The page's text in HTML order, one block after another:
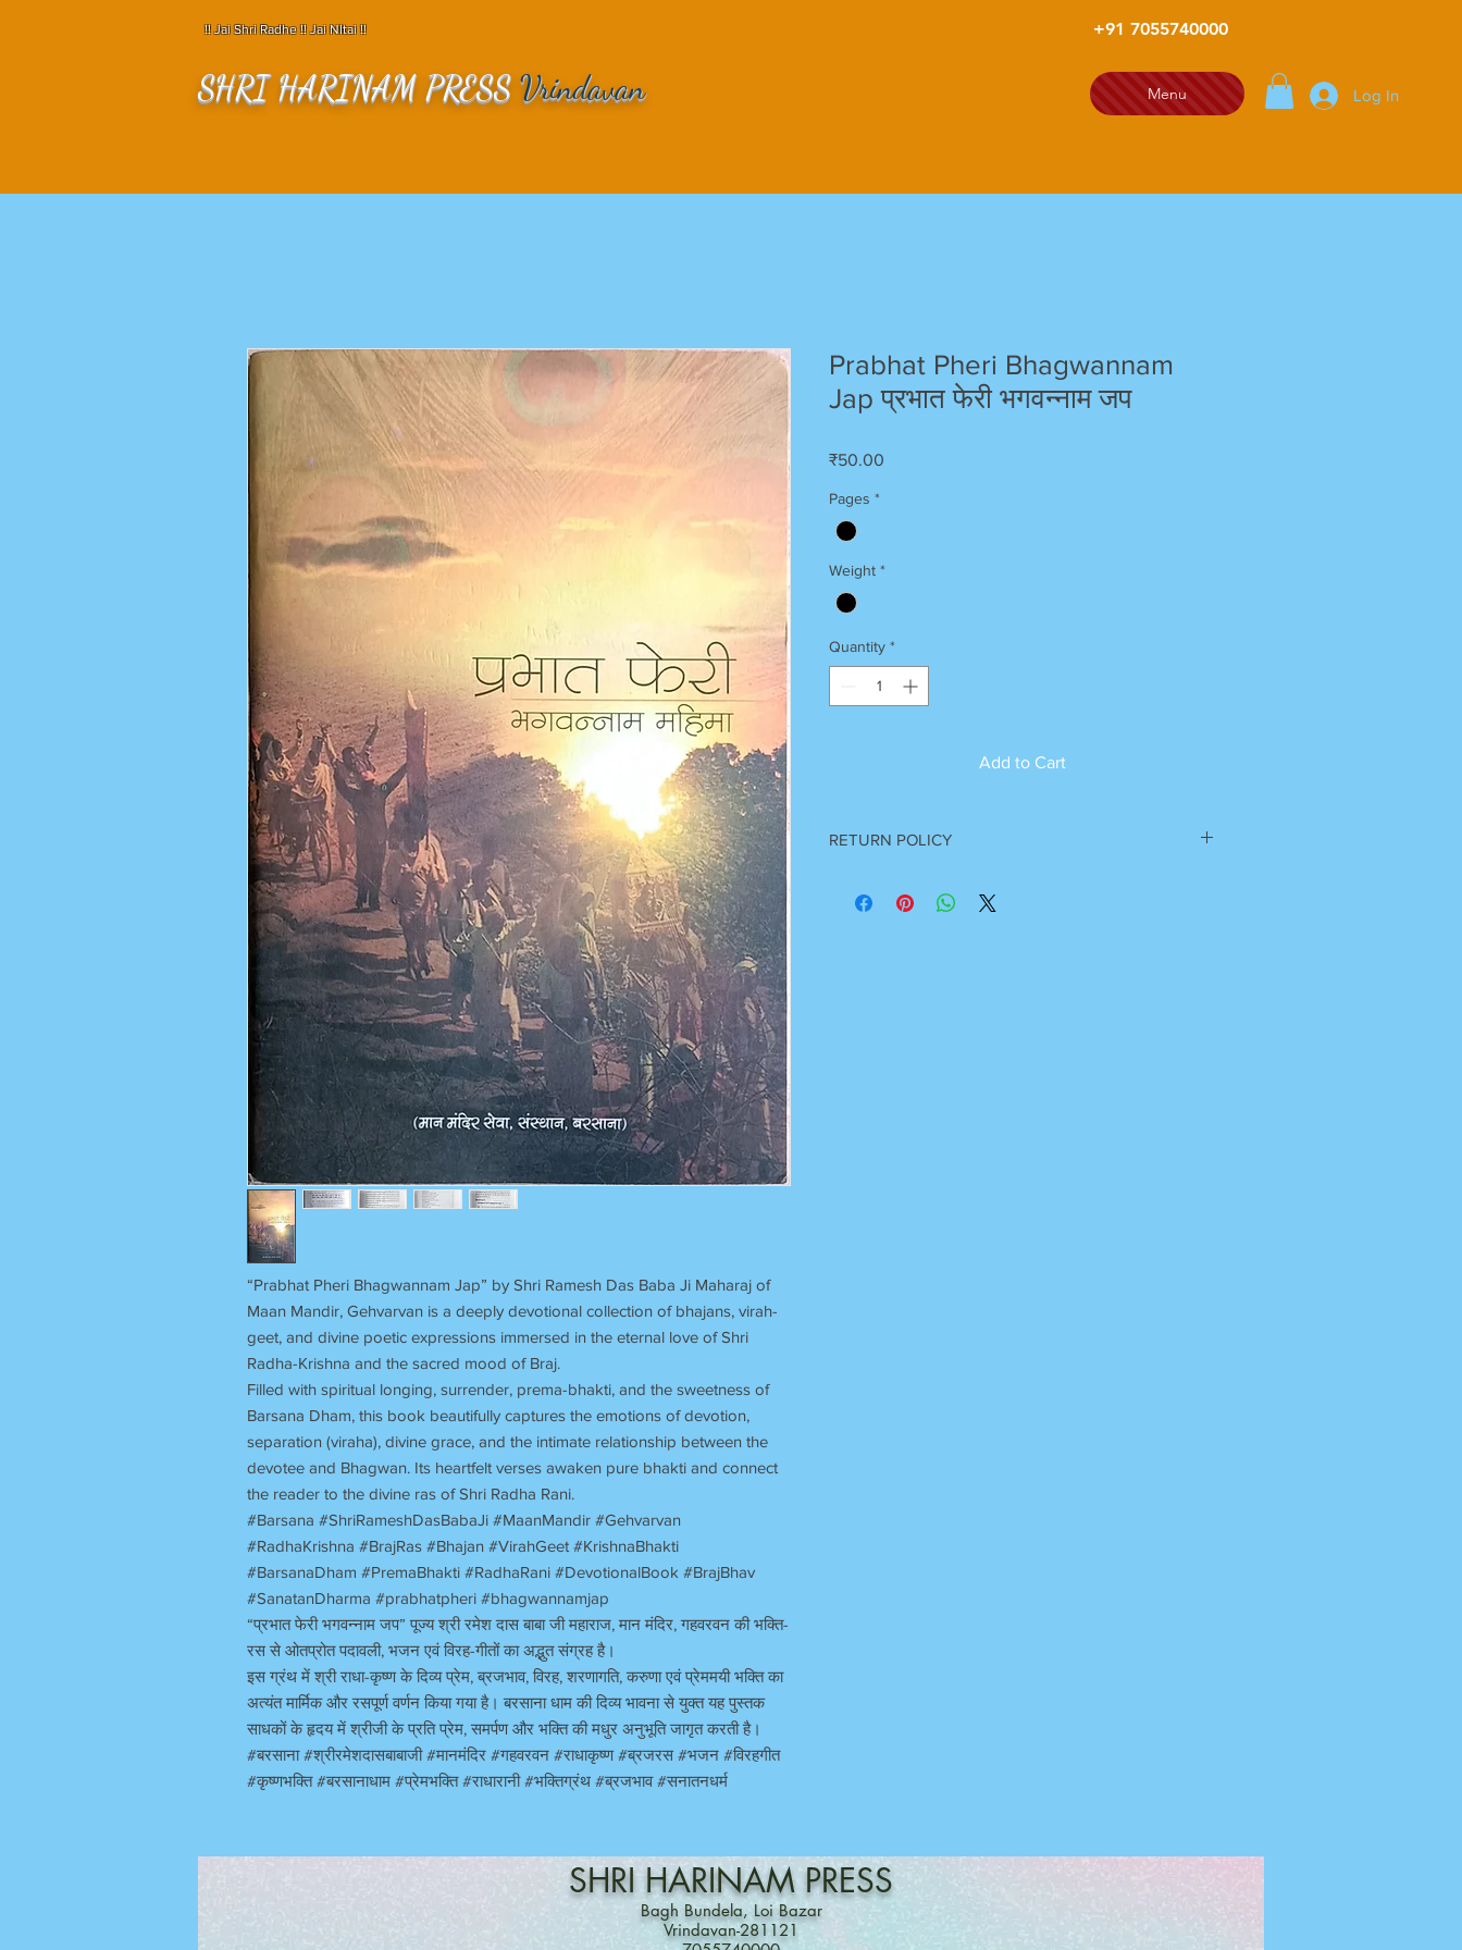
!! Jai Shri Radhe !! Jai NItai !!
SHRI HARINAM PRESS Vrindavan
+91 7055740000
Menu Log In
“Prabhat Pheri Bhagwannam Jap” by Shri Ramesh Das Baba Ji Maharaj of
Maan Mandir, Gehvarvan is a deeply devotional collection of bhajans, virah-
geet, and divine poetic expressions immersed in the eternal love of Shri
Radha-Krishna and the sacred mood of Braj.
Filled with spiritual longing, surrender, prema-bhakti, and the sweetness of
Barsana Dham, this book beautifully captures the emotions of devotion,
separation (viraha), divine grace, and the intimate relationship between the
devotee and Bhagwan. Its heartfelt verses awaken pure bhakti and connect
the reader to the divine ras of Shri Radha Rani.
#Barsana #ShriRameshDasBabaJi #MaanMandir #Gehvarvan
#RadhaKrishna #BrajRas #Bhajan #VirahGeet #KrishnaBhakti
#BarsanaDham #PremaBhakti #RadhaRani #DevotionalBook #BrajBhav
#SanatanDharma #prabhatpheri #bhagwannamjap
“प्रभात फेरी भगवन्नाम जप” पूज्य श्री रमेश दास बाबा जी महाराज,मान मंदिर,गहवरवन की भक्ति-
रस से ओतप्रोत पदावली, भजन एवं विरह-गीतों का अद्भुत संग्रह है।
इस ग्रंथ में श्री राधा-कृष्ण के दिव्य प्रेम,ब्रजभाव,विरह,शरणागति,करुणा एवं प्रेममयी भक्ति का
अत्यंत मार्मिक और रसपूर्ण वर्णन किया गया है। बरसाना धाम की दिव्य भावना से युक्त यह पुस्तक
साधकों के हृदय में श्रीजी के प्रति प्रेम,समर्पण और भक्ति की मधुर अनुभूति जागृत करती है।
#बरसाना#श्रीरमेशदासबाबाजी#मानमंदिर #गहवरवन #राधाकृष्ण#ब्रजरस#भजन #विरहगीत
#कृष्णभक्ति#बरसानाधाम #प्रेमभक्ति#राधारानी#भक्तिग्रंथ #ब्रजभाव#सनातनधर्म
Prabhat Pheri Bhagwannam
Jap प्रभात फेरी भगवन्नाम जप
₹50.00
Pages *
Weight *
Quantity *
Add to Cart
RETURN POLICY
For any clarification please call or whatsapp
SHRIHARINAM PRESS
Bagh Bundela, Loi Bazar
Vrindavan-281121